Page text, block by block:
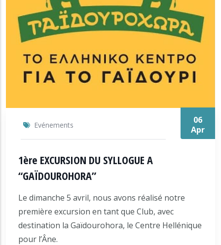
Evénements
06
Apr
1ère EXCURSION DU SYLLOGUE A
“GAΪDOUROHORA”
Le dimanche 5 avril, nous avons réalisé notre
première excursion en tant que Club, avec
destination la Gaïdourohora, le Centre Hellénique
pour l’Âne.